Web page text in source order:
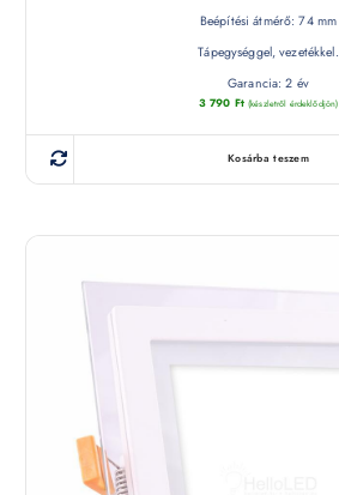
Beépítési átmérő: 74 mm
Tápegységgel, vezetékkel.
Garancia: 2 év
3 790 Ft (készletről érdeklődjön)
Kosárba teszem